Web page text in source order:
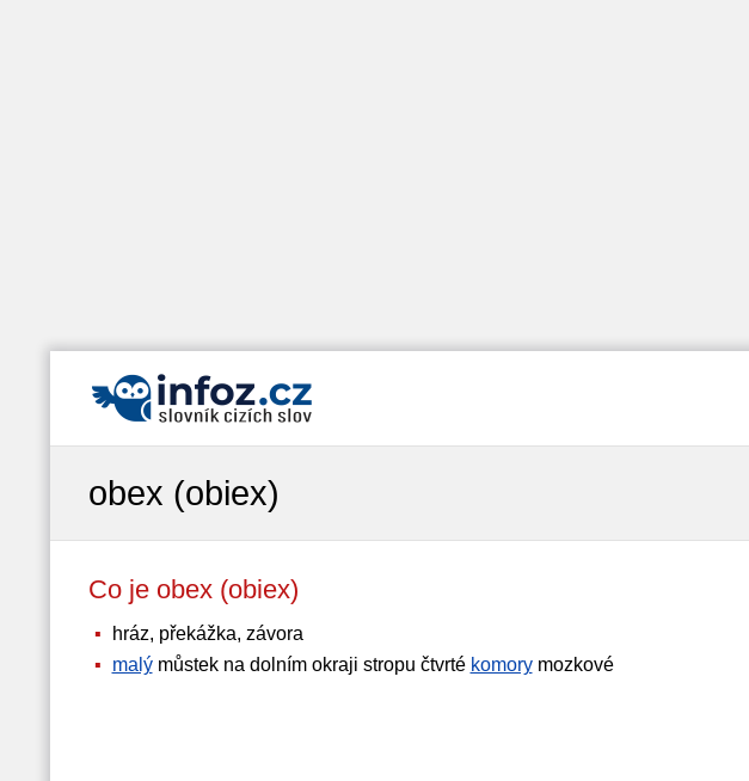
obex (obiex)
Co je obex (obiex)
hráz, překážka, závora
malýmůstek na dolním okraji stropu čtvrté komorymozkové